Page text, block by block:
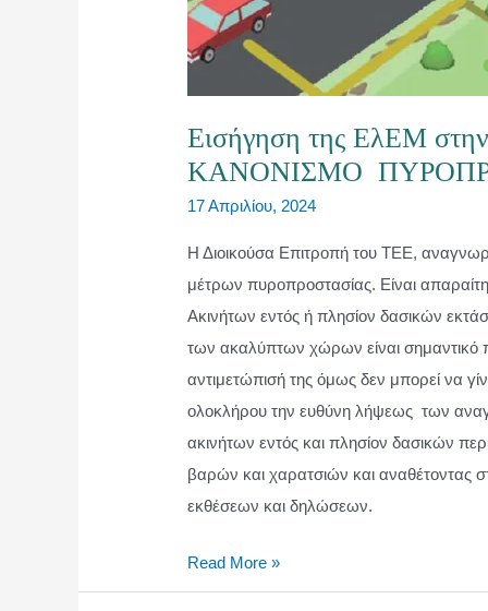
Εισήγηση της ΕλΕΜ
ΚΑΝΟΝΙΣΜΟ
17 Απριλίου, 2024
Η Διοικούσα Επιτροπή του ΤΕΕ,
μέτρων πυροπροστασίας. Είναι
Ακινήτων εντός ή πλησίον δασικών
των ακαλύπτων χώρων είναι σημαντικό
αντιμετώπισή της όμως δεν μπορεί να
ολοκλήρου την ευθύνη λήψεως των
ακινήτων εντός και πλησίον δασικών
βαρών και χαρατσιών και αναθέτοντας
εκθέσεων και δηλώσεων.
Εισήγηση
της
Read More »